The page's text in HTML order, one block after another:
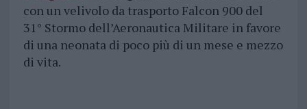
con un velivolo da trasporto Falcon 900 del
31° Stormo dell’Aeronautica Militare in favore
di una neonata di poco più di un mese e mezzo
di vita.